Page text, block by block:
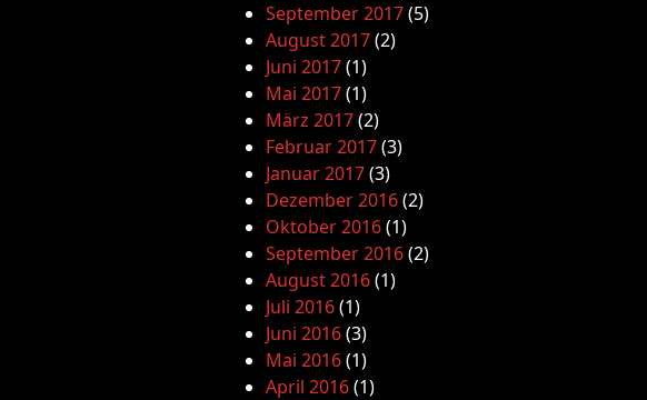
September 2017(5)
August 2017(2)
Juni 2017(1)
Mai 2017(1)
März 2017(2)
Februar 2017(3)
Januar 2017(3)
Dezember 2016(2)
Oktober 2016(1)
September 2016(2)
August 2016(1)
Juli 2016(1)
Juni 2016(3)
Mai 2016(1)
April 2016(1)